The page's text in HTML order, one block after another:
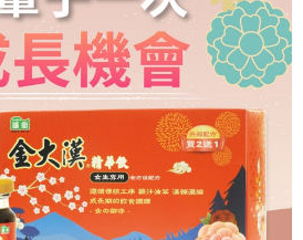
先享後付」後，將跳轉至「AFTEE先享後付」
認金額後，即可完成結帳。
到繳費通知簡訊。
內，點擊此簡訊中的連結，可透過四大超商／
進行付款，方視為交易完成。
不需立刻繳費，但若您需要取消訂單，請聯絡
取消之訂單仍視為有效，需透過AFTEE先享
先享後付 」之結帳頁面顯示為準，若有關於
退款等相關疑問，請聯繫「AFTEE先享後付
support/home
以上)免運費
以上)免運費